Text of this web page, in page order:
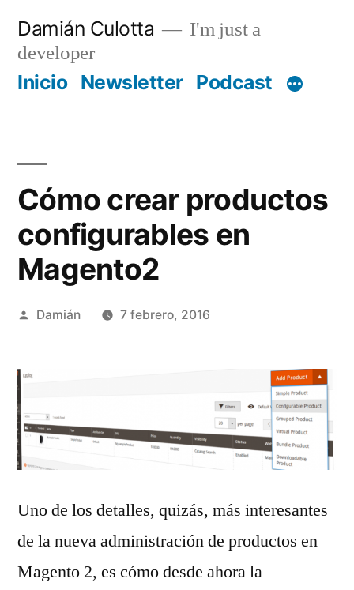
contenido
Damián Culotta
I'm just a
developer
Inicio Newsletter Podcast
Cómo crear productos
configurables en
Magento2
Publicado
Damián 7 febrero, 2016
Uno de los detalles, quizás, más interesantes
de la nueva administración de productos en
Magento 2, es cómo desde ahora la